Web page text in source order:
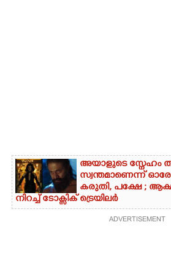
അയാളുടെ സ്നേഹം
സ്വന്തമാണെന്ന്
കരുതി,​ പക്ഷേ ;
നിറച്ച് ടോക്സിക് ട്രെയിലർ
ADVERTISEMENT